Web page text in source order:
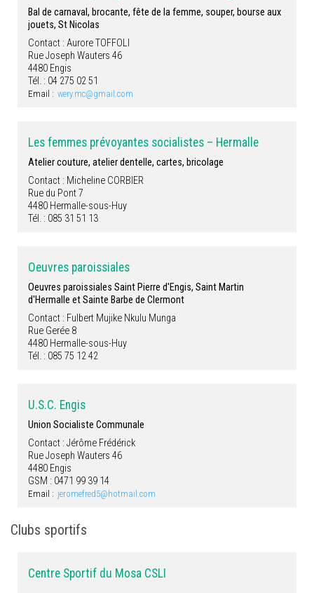
Bal de carnaval, brocante, fête de la femme, souper, bourse aux
jouets, St Nicolas
Contact : Aurore TOFFOLI
Rue Joseph Wauters 46
4480 Engis
Tél. : 04 275 02 51
Email : wery.mc@gmail.com
Les femmes prévoyantes socialistes – Hermalle
Atelier couture, atelier dentelle, cartes, bricolage
Contact : Micheline CORBIER
Rue du Pont 7
4480 Hermalle-sous-Huy
Tél. : 085 31 51 13
Oeuvres paroissiales
Oeuvres paroissiales Saint Pierre d'Engis, Saint Martin
d'Hermalle et Sainte Barbe de Clermont
Contact : Fulbert Mujike Nkulu Munga
Rue Gerée 8
4480 Hermalle-sous-Huy
Tél. : 085 75 12 42
U.S.C. Engis
Union Socialiste Communale
Contact : Jérôme Frédérick
Rue Joseph Wauters 46
4480 Engis
GSM : 0471 99 39 14
Email : jeromefred5@hotmail.com
Clubs sportifs
Centre Sportif du Mosa CSLI